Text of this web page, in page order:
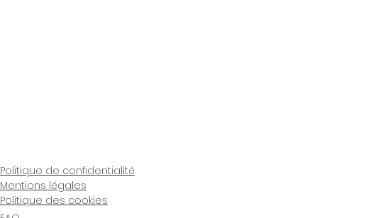
Politique de confidentialité
Mentions légales
Politique des cookies